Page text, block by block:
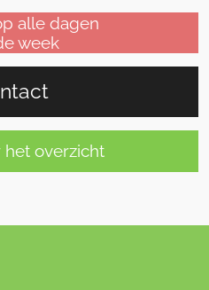
alle dagen
week
het overzicht